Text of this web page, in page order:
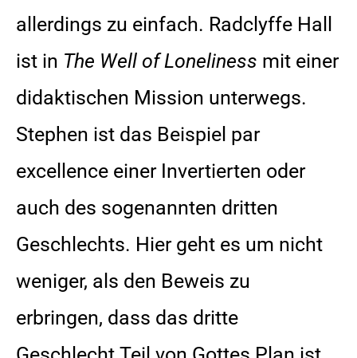
allerdings zu einfach. Radclyffe Hall
ist in The Well of Loneliness mit einer
didaktischen Mission unterwegs.
Stephen ist das Beispiel par
excellence einer Invertierten oder
auch des sogenannten dritten
Geschlechts. Hier geht es um nicht
weniger, als den Beweis zu
erbringen, dass das dritte